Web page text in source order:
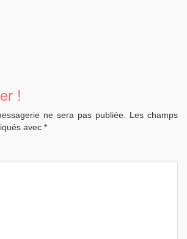
!
ne sera pas publiée.
Les champs
avec *